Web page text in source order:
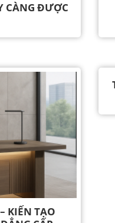
CÀNG ĐƯỢC
KIẾN TẠO